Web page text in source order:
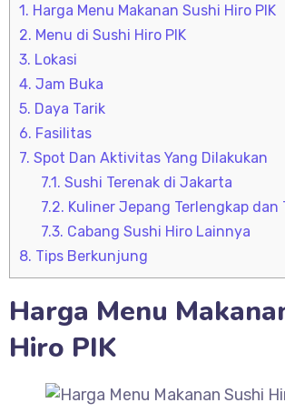
1. Harga Menu Makanan Sushi Hiro PIK
2. Menu di Sushi Hiro PIK
3. Lokasi
4. Jam Buka
5. Daya Tarik
6. Fasilitas
7. Spot Dan Aktivitas Yang Dilakukan
7.1. Sushi Terenak di Jakarta
7.2. Kuliner Jepang Terlengkap dan
7.3. Cabang Sushi Hiro Lainnya
8. Tips Berkunjung
Harga Menu
Hiro PIK